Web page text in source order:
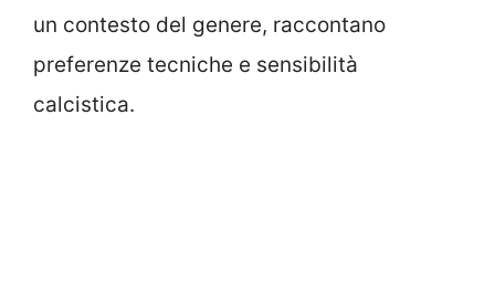
un contesto del genere, raccontano
preferenze tecniche e sensibilità
calcistica.